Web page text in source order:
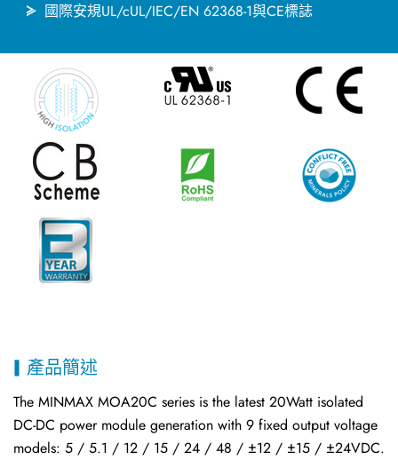
國際安規UL/cUL/IEC/EN 62368-1與CE標誌
產品簡述
The MINMAX MOA20C series is the latest 20Watt isolated
DC-DC power module generation with 9 fixed output voltage
models: 5 / 5.1 / 12 / 15 / 24 / 48 / ±12 / ±15 / ±24VDC.